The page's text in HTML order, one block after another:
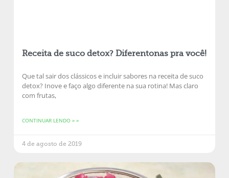
Receita de suco detox? Diferentonas pra você!
Que tal sair dos clássicos e incluir sabores na receita de suco
detox? Inove e faço algo diferente na sua rotina! Mas claro
com frutas,
CONTINUAR LENDO » »
4 de agosto de 2019